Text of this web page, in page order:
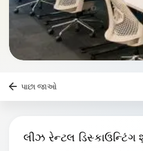
પાછા જાઓ
લીઝરેન્ટલ ડિસ્કાઉન્ટિંગ